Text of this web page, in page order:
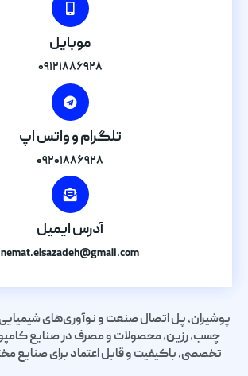
موبایل
۰۹۱۲۱۸۸۶۹۲۸
تلگرام و واتس اپ
۰۹۲۰۱۸۸۶۹۲۸
آدرس ایمیل
nemat.eisazadeh@gmail.com
پوشیران، پل اتصال صنعت و نوآوری‌های شیمیایی
چسب، رزین، محصولات و مصرف در صنایع
تخصصی، باکیفیت و قابل اعتماد برای صنایع